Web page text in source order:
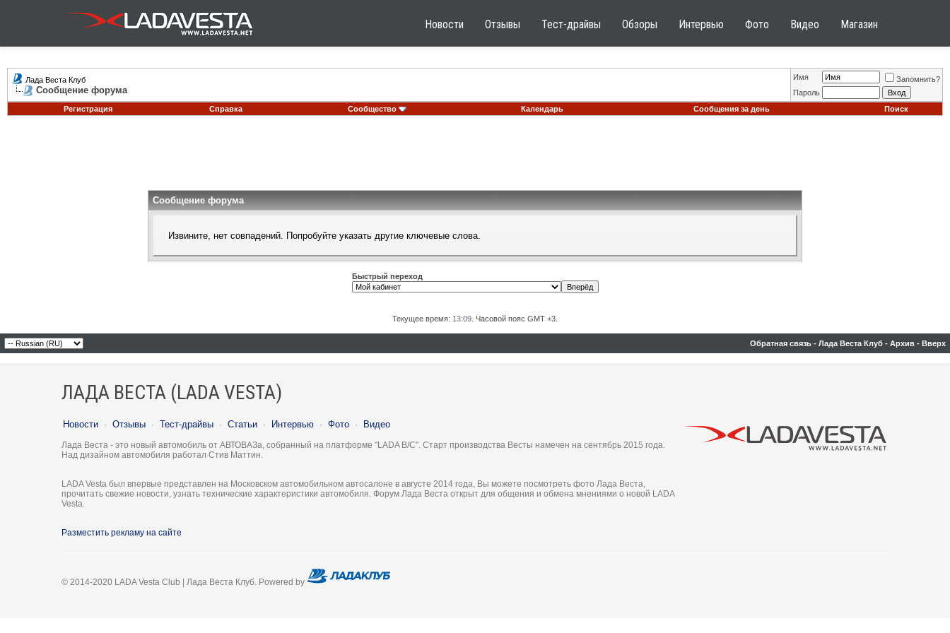
Новости Отзывы Тест-драйвы Обзоры Интервью Фото Видео Магазин
Лада Веста Клуб
Сообщение форума
Имя
Запомнить?
Пароль
Регистрация
Справка Сообщество Календарь Сообщения за день Поиск
Сообщение форума
Извините, нет совпадений. Попробуйте указать другие ключевые слова.
Быстрый переход
Текущее время: 13:09 . Часовой пояс GMT +3.
Обратная связь - Лада Веста Клуб - Архив - Вверх
ЛАДА ВЕСТА (LADA VESTA)
Новости · Отзывы · Тест-драйвы · Статьи · Интервью · Фото · Видео
Лада Веста - это новый автомобиль от АВТОВАЗа, собранный на платформе "LADA B/C". Старт производства Весты намечен на сентябрь 2015 года.
Над дизайном автомобиля работал Стив Маттин.
LADA Vesta был впервые представлен на Московском автомобильном автосалоне в августе 2014 года, Вы можете посмотреть фото Лада Веста,
прочитать свежие новости, узнать технические характеристики автомобиля. Форум Лада Веста открыт для общения и обмена мнениями о новой LADA
Vesta.
Разместить рекламу на сайте
© 2014-2020 LADA Vesta Club | Лада Веста Клуб. Powered by